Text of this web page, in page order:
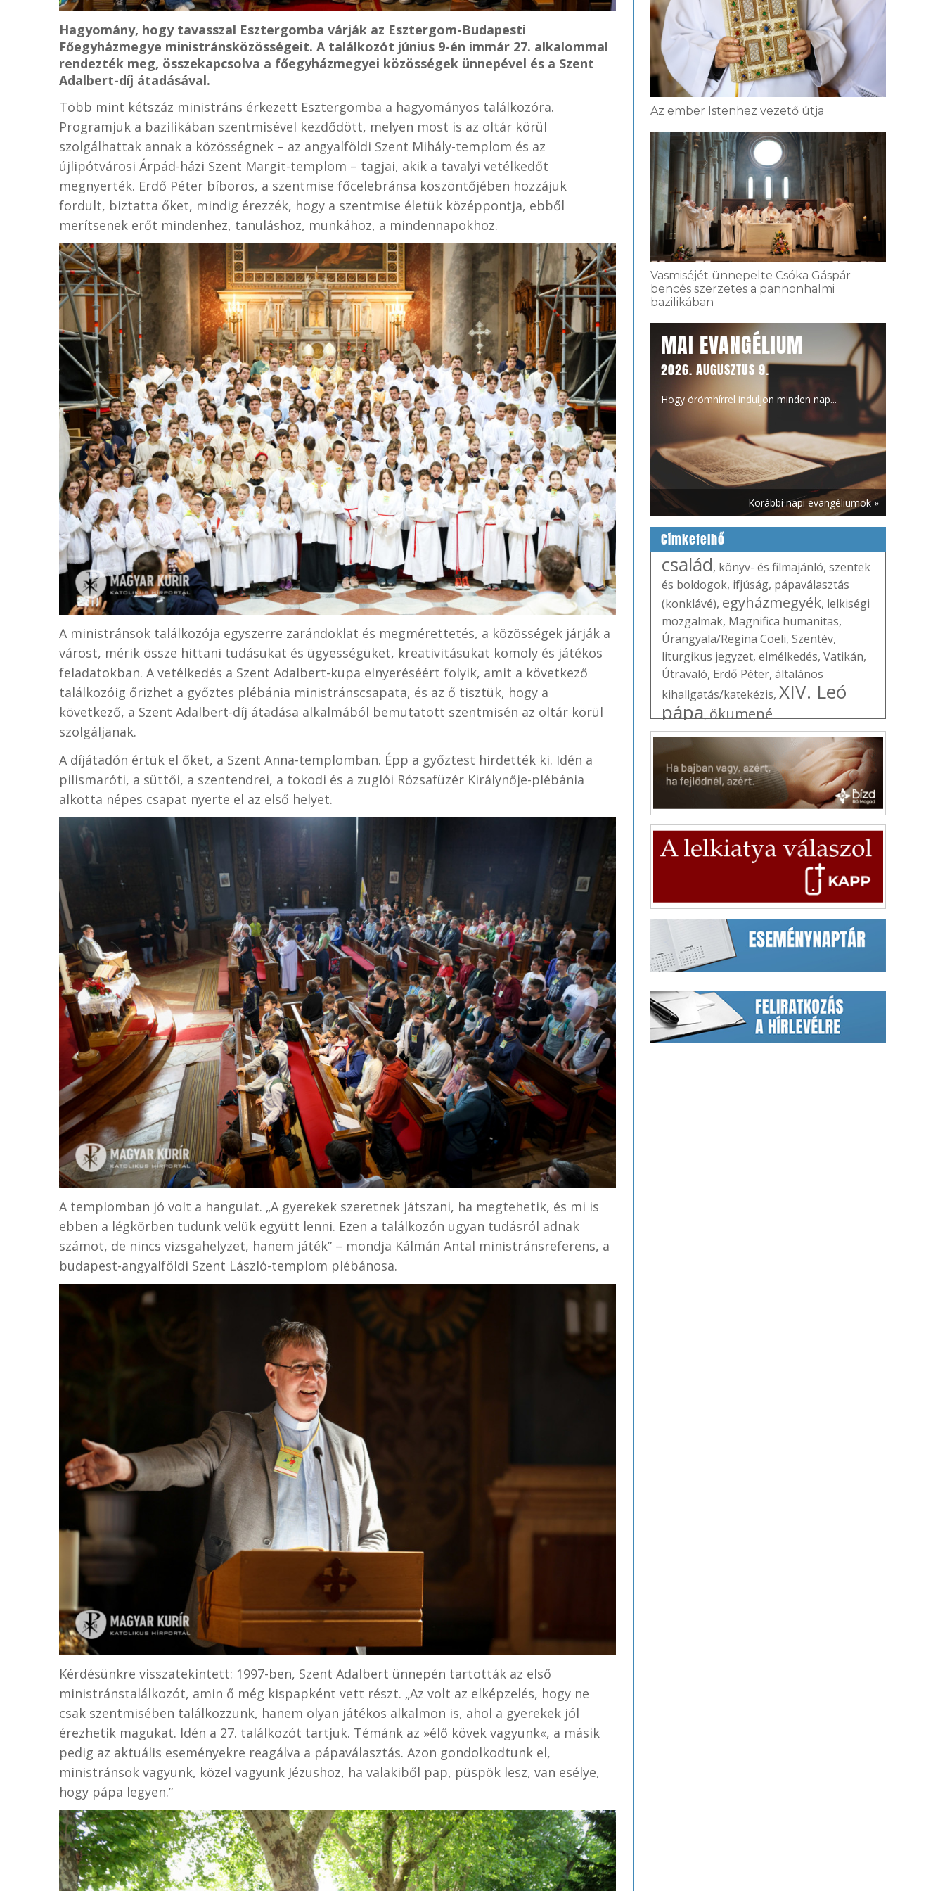
Hagyomány, hogy tavasszal Esztergomba várják az Esztergom-Budapesti
Főegyházmegye ministránsközösségeit. A találkozót június 9-én immár 27. alkalommal
rendezték meg, összekapcsolva a főegyházmegyei közösségek ünnepével és a Szent
Adalbert-díj átadásával.
Több mint kétszáz ministráns érkezett Esztergomba a hagyományos találkozóra.
Programjuk a bazilikában szentmisével kezdődött, melyen most is az oltár körül
szolgálhattak annak a közösségnek – az angyalföldi Szent Mihály-templom és az
újlipótvárosi Árpád-házi Szent Margit-templom – tagjai, akik a tavalyi vetélkedőt
megnyerték. Erdő Péter bíboros, a szentmise főcelebránsa köszöntőjében hozzájuk
fordult, biztatta őket, mindig érezzék, hogy a szentmise életük középpontja, ebből
merítsenek erőt mindenhez, tanuláshoz, munkához, a mindennapokhoz.
A ministránsok találkozója egyszerre zarándoklat és megmérettetés, a közösségek járják a
várost, mérik össze hittani tudásukat és ügyességüket, kreativitásukat komoly és játékos
feladatokban. A vetélkedés a Szent Adalbert-kupa elnyeréséért folyik, amit a következő
találkozóig őrizhet a győztes plébánia ministránscsapata, és az ő tisztük, hogy a
következő, a Szent Adalbert-díj átadása alkalmából bemutatott szentmisén az oltár körül
szolgáljanak.
A díjátadón értük el őket, a Szent Anna-templomban. Épp a győztest hirdették ki. Idén a
pilismaróti, a süttői, a szentendrei, a tokodi és a zuglói Rózsafüzér Királynője-plébánia
alkotta népes csapat nyerte el az első helyet.
A templomban jó volt a hangulat. „A gyerekek szeretnek játszani, ha megtehetik, és mi is
ebben a légkörben tudunk velük együtt lenni. Ezen a találkozón ugyan tudásról adnak
számot, de nincs vizsgahelyzet, hanem játék” – mondja Kálmán Antal ministránsreferens, a
budapest-angyalföldi Szent László-templom plébánosa.
Kérdésünkre visszatekintett: 1997-ben, Szent Adalbert ünnepén tartották az első
ministránstalálkozót, amin ő még kispapként vett részt. „Az volt az elképzelés, hogy ne
csak szentmisében találkozzunk, hanem olyan játékos alkalmon is, ahol a gyerekek jól
érezhetik magukat. Idén a 27. találkozót tartjuk. Témánk az »élő kövek vagyunk«, a másik
pedig az aktuális eseményekre reagálva a pápaválasztás. Azon gondolkodtunk el,
ministránsok vagyunk, közel vagyunk Jézushoz, ha valakiből pap, püspök lesz, van esélye,
hogy pápa legyen.”
Az ember Istenhez vezető útja
Vasmiséjét ünnepelte Csóka Gáspár
bencés szerzetes a pannonhalmi
bazilikában
MAI EVANGÉLIUM
2026. AUGUSZTUS 9.
Hogy örömhírrel induljon minden nap...
Korábbi napi evangéliumok »
Címkefelhő
család, könyv- és filmajánló, szentek
és boldogok, ifjúság, pápaválasztás
(konklávé), egyházmegyék, lelkiségi
mozgalmak, Magnifica humanitas,
Úrangyala/Regina Coeli, Szentév,
liturgikus jegyzet, elmélkedés, Vatikán,
Útravaló, Erdő Péter, általános
kihallgatás/katekézis, XIV. Leó
pápa,ökumené